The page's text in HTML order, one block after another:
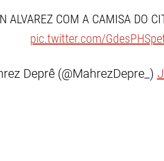
ALVAREZ COM A CAMISA DO
pic.twitter.com/
Deprê (@MahrezDepre_)